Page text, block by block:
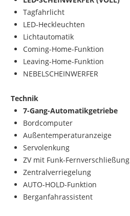
Tagfahrlicht
LED-Heckleuchten
Lichtautomatik
Coming-Home-Funktion
Leaving-Home-Funktion
NEBELSCHEINWERFER
Technik
7-Gang-Automatikgetriebe
Bordcomputer
Außentemperaturanzeige
Servolenkung
ZV mit Funk-Fernverschließung
Zentralverriegelung
AUTO-HOLD-Funktion
Berganfahrassistent